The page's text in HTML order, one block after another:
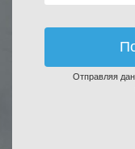
Отправляя